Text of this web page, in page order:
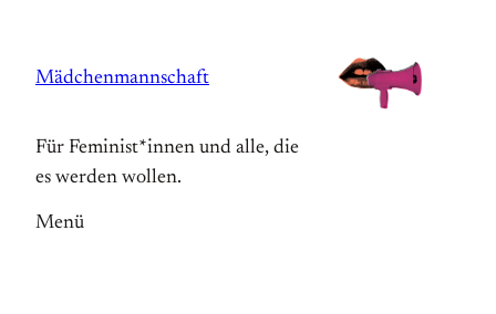
springen
Mädchenmannschaft
Für Feminist*innen und alle, die
es werden wollen.
Menü